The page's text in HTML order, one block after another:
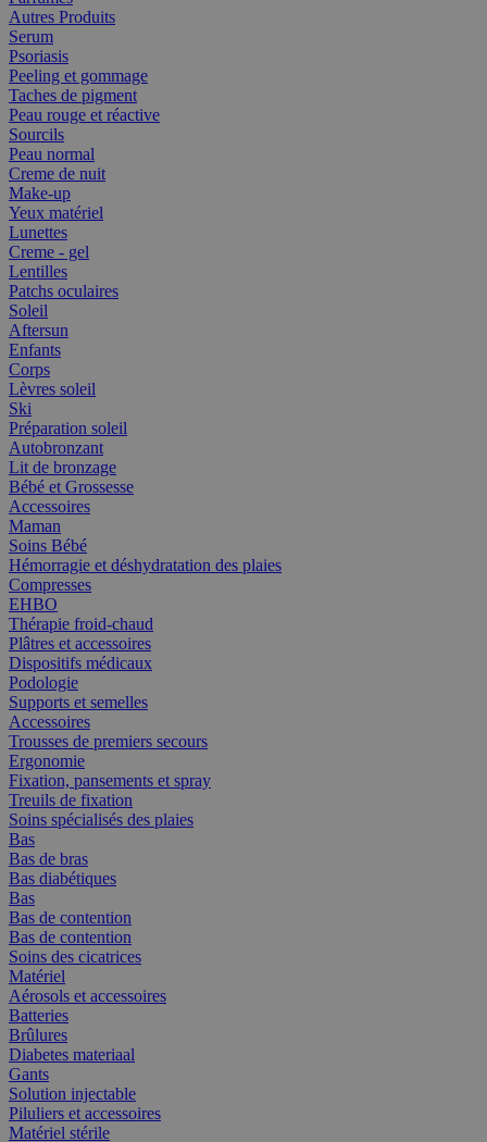
Autres Produits
Serum
Psoriasis
Peeling et gommage
Taches de pigment
Peau rouge et réactive
Sourcils
Peau normal
Creme de nuit
Make-up
Yeux matériel
Lunettes
Creme - gel
Lentilles
Patchs oculaires
Soleil
Aftersun
Enfants
Corps
Lèvres soleil
Ski
Préparation soleil
Autobronzant
Lit de bronzage
Bébé et Grossesse
Accessoires
Maman
Soins Bébé
Hémorragie et déshydratation des plaies
Compresses
EHBO
Thérapie froid-chaud
Plâtres et accessoires
Dispositifs médicaux
Podologie
Supports et semelles
Accessoires
Trousses de premiers secours
Ergonomie
Fixation, pansements et spray
Treuils de fixation
Soins spécialisés des plaies
Bas
Bas de bras
Bas diabétiques
Bas
Bas de contention
Bas de contention
Soins des cicatrices
Matériel
Aérosols et accessoires
Batteries
Brûlures
Diabetes materiaal
Gants
Solution injectable
Piluliers et accessoires
Matériel stérile